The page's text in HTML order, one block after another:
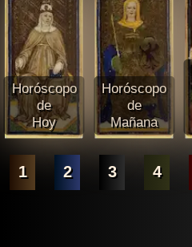
Horóscopo
de
Hoy
Horóscopo
de
Mañana
1 2 3 4